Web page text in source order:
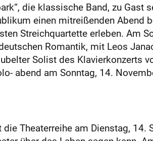
die klassische Band, zu
einen mitreißenden
Streichquartette erleben. Am
Romantik, mit Leos
Solist des Klavierkonzerts
abend am Sonntag, 14.
Theaterreihe am Dienstag,